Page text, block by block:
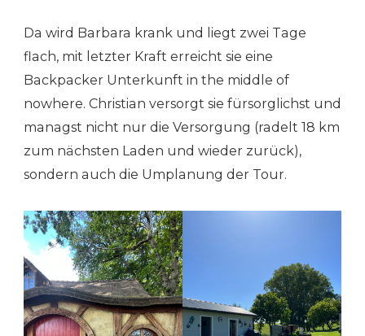
Da wird Barbara krank und liegt zwei Tage
flach, mit letzter Kraft erreicht sie eine
Backpacker Unterkunft in the middle of
nowhere. Christian versorgt sie fürsorglichst und
managst nicht nur die Versorgung (radelt 18 km
zum nächsten Laden und wieder zurück),
sondern auch die Umplanung der Tour.